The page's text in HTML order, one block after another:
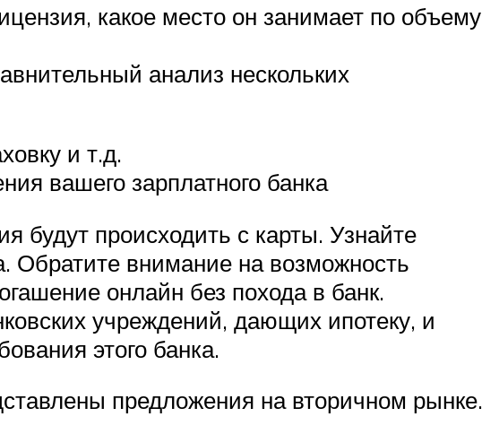
какое место он занимает по объему
анализ нескольких
и т.д.
вашего зарплатного банка
будут происходить с карты. Узнайте
Обратите внимание на возможность
онлайн без похода в банк.
учреждений, дающих ипотеку, и
этого банка.
предложения на вторичном рынке.